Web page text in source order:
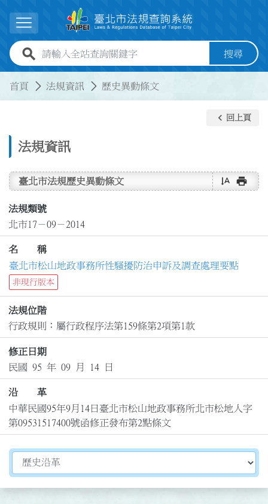
展開選單
全站查詢關鍵字欄位 搜尋
首頁 法規資訊 歷史異動條文
法規資訊
keyboard_arrow_left 回上頁
臺北市法規歷史異動條文 text_rotate_vertical print
法規類號
北市17－09－2014
名 稱
臺北市松山地政事務所性騷擾防治申訴及調查處理要點
非現行版本
法規位階
行政規則：屬行政程序法第159條第2項第1款
修正日期
民國 95 年 09 月 14 日
沿 革
中華民國95年9月14日臺北市松山地政事務所北市松地人字
第09531517400號函修正發布第2點條文
切換選擇法規資訊內容